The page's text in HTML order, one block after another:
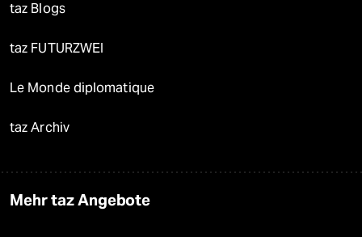
taz Blogs
taz FUTURZWEI
Le Monde diplomatique
taz Archiv
Mehr taz Angebote